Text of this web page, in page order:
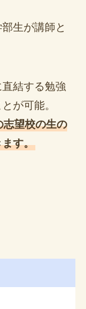
生が講師と
結する勉強
が可能。
志望校の生の
す。